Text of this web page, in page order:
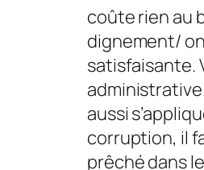
coûte rien au
dignement/
satisfaisante.
aussi
corruption, il
prêché dans